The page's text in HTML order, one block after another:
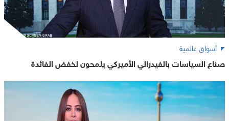
أسواق عالمية
صناع السياسات بالفيدرالي الأميركي يلمحون لخفض الفائدة